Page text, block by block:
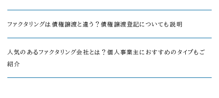
ファクタリングは債権譲渡と違う？債権譲渡登記についても説明
人気のあるファクタリング会社とは？個人事業主におすすめのタイプもご
紹介